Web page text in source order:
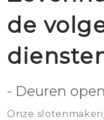
de
- Deuren
Onze